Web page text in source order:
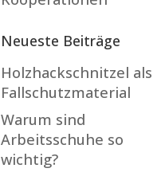
Neueste Beiträge
Holzhackschnitzel als
Fallschutzmaterial
Warum sind
Arbeitsschuhe so
wichtig?